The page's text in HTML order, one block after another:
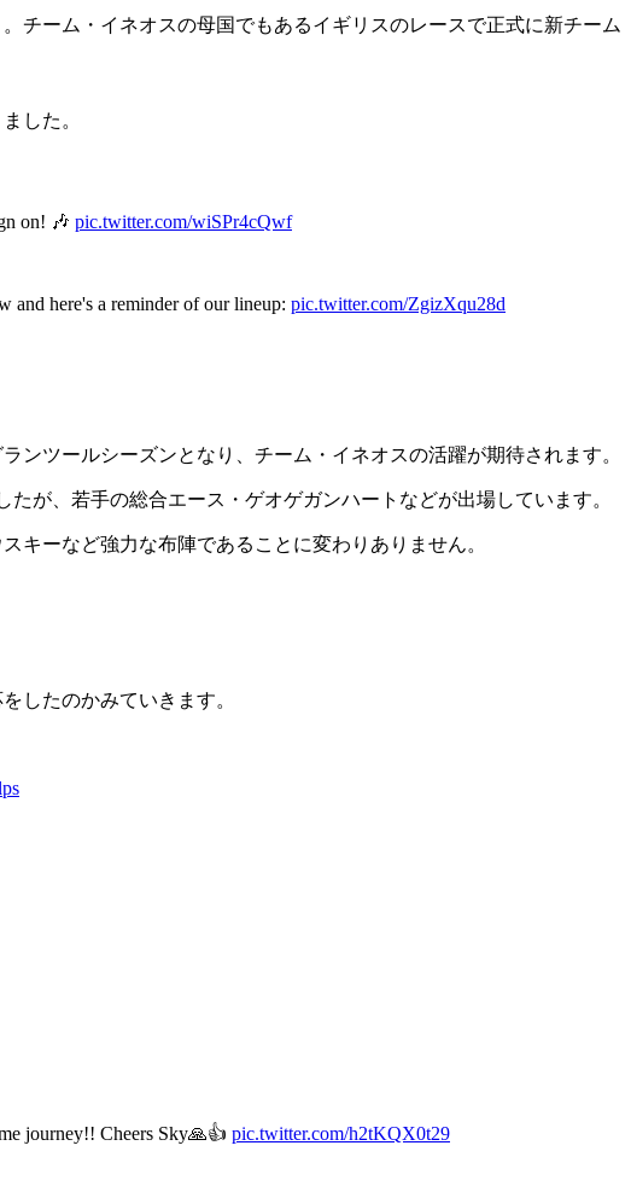
チーム・イネオスの母国でもあるイギリスのレースで正式に新チーム
した。
on! 🎶 pic.twitter.com/wiSPr4cQwf
and here's a reminder of our lineup: pic.twitter.com/ZgizXqu28d
ツールシーズンとなり、チーム・イネオスの活躍が期待されます。
が、若手の総合エース・ゲオゲガンハートなどが出場しています。
キーなど強力な布陣であることに変わりありません。
したのかみていきます。
journey!! Cheers Sky🙏👍 pic.twitter.com/h2tKQX0t29